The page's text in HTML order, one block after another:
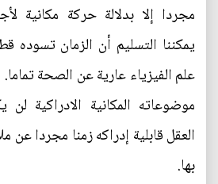
مجردا إلا بدلالة حركة مكانية
يمكننا التسليم أن الزمان
علم الفيزياء عارية عن الصحة
موضوعاته المكانية الادراكية
العقل قابلية إدراكه زمنا مجردا عن
بها.